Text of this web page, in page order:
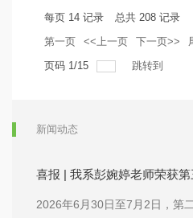
每页 14 记录 总共 208 记录
第一页
<<上一页 下一页>>
页码 1 /15 跳转到
新闻动态
喜报 | 我系彭婉婷老师荣获第
2026年6月30日至7月2日，第